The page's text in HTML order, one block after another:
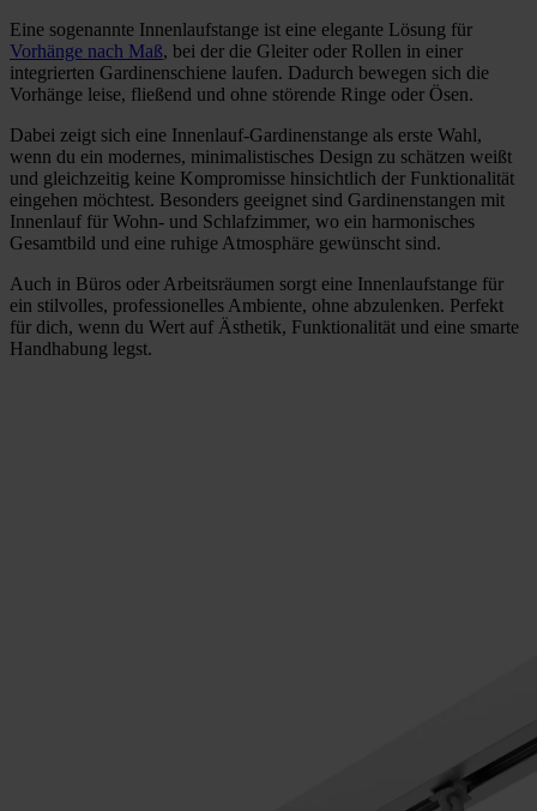
Eine sogenannte Innenlaufstange ist eine elegante Lösung für
Vorhänge nach Maß, bei der die Gleiter oder Rollen in einer
integrierten Gardinenschiene laufen. Dadurch bewegen sich die
Vorhänge leise, fließend und ohne störende Ringe oder Ösen.
Dabei zeigt sich eine Innenlauf-Gardinenstange als erste Wahl,
wenn du ein modernes, minimalistisches Design zu schätzen weißt
und gleichzeitig keine Kompromisse hinsichtlich der Funktionalität
eingehen möchtest. Besonders geeignet sind Gardinenstangen mit
Innenlauf für Wohn- und Schlafzimmer, wo ein harmonisches
Gesamtbild und eine ruhige Atmosphäre gewünscht sind.
Auch in Büros oder Arbeitsräumen sorgt eine Innenlaufstange für
ein stilvolles, professionelles Ambiente, ohne abzulenken. Perfekt
für dich, wenn du Wert auf Ästhetik, Funktionalität und eine smarte
Handhabung legst.